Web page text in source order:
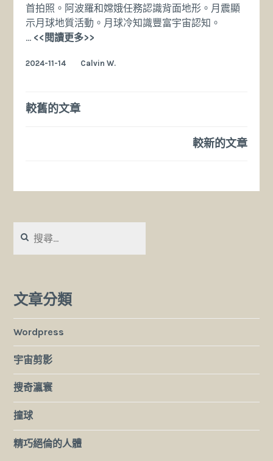
首拍照。阿波羅和嫦娥任務認識背面地形。月震顯
示月球地質活動。月球冷知識豐富宇宙認知。
… <<閱讀更多>>
冷
2024-11-14 Calvin W.
文
較舊的文章
較新的文章
尋
文章分類
Wordpress
宇宙剪影
搜奇瀛寰
撞球
精巧絕倫的人體